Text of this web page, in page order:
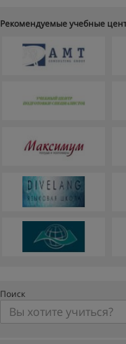
Рекомендуемые учебные
Поиск